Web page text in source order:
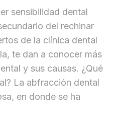
sensibilidad dental
del rechinar
de la clínica dental
te dan a conocer más
y sus causas. ¿Qué
La abfracción dental
en donde se ha